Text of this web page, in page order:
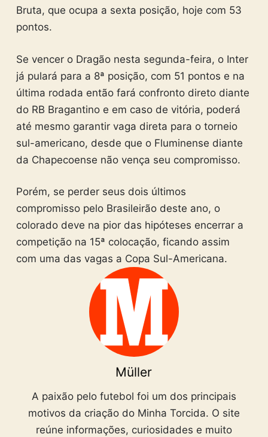
Bruta, que ocupa a sexta posição, hoje com 53
pontos.
Se vencer o Dragão nesta segunda-feira, o Inter
já pulará para a 8ª posição, com 51 pontos e na
última rodada então fará confronto direto diante
do RB Bragantino e em caso de vitória, poderá
até mesmo garantir vaga direta para o torneio
sul-americano, desde que o Fluminense diante
da Chapecoense não vença seu compromisso.
Porém, se perder seus dois últimos
compromisso pelo Brasileirão deste ano, o
colorado deve na pior das hipóteses encerrar a
competição na 15ª colocação, ficando assim
com uma das vagas a Copa Sul-Americana.
Müller
A paixão pelo futebol foi um dos principais
motivos da criação do Minha Torcida. O site
reúne informações, curiosidades e muito